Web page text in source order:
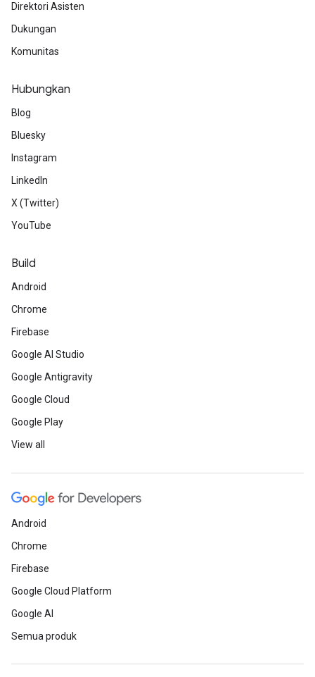
Direktori Asisten
Dukungan
Komunitas
Hubungkan
Blog
Bluesky
Instagram
LinkedIn
X (Twitter)
YouTube
Build
Android
Chrome
Firebase
Google AI Studio
Google Antigravity
Google Cloud
Google Play
View all
Android
Chrome
Firebase
Google Cloud Platform
Google AI
Semua produk